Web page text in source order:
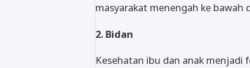
masyarakat menengah ke
2. Bidan
Kesehatan ibu dan anak menjadi